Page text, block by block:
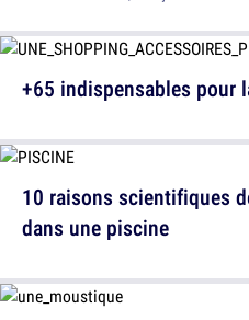
+65 indispensables pour
10 raisons scientifiques
dans une piscine